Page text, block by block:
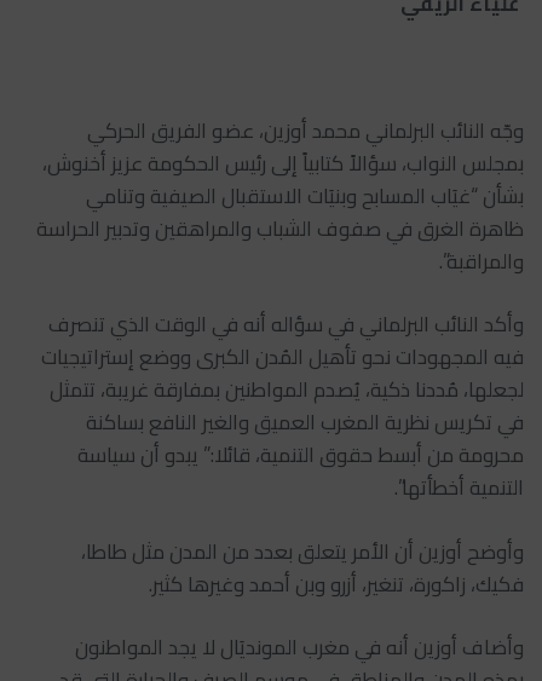
وجّه النائب البرلماني محمد أوزين، عضو الفريق الحركي
بمجلس النواب، سؤالاً كتابياً إلى رئيس الحكومة عزيز أخنوش،
بشأن “غيَاب المسابح وبنيَات الاستقبال الصيفية وتنامي
ظاهرة الغرق في صفوف الشباب والمراهقين وتدبير الحراسة
والمراقبة”.
وأكد النائب البرلماني في سؤاله أنه في الوقت الذي تنصرف
فيه المجهودات نحو تأهيل المُدن الكبرى ووضع إستراتيجيات
لجعلها، مُددنا ذكية، يُصدم المواطنين بمفارقة غريبة، تتمثل
في تكريس نظرية المغرب العميق والغير النافع بساكنة
محرومة من أبسط حقوق التنمية، قائلا:” يبدو أن سياسة
التنمية أخطأتها”.
وأوضح أوزين أن الأمر يتعلق بعدد من المدن مثل طاطا،
فكيك، زاكورة، تنغير، أزرو وبن أحمد وغيرها كثير.
وأضاف أوزين أنه في مغرب المونديَال لا يجد المواطنون